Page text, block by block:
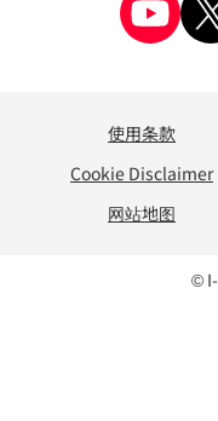
使用条款
Cookie Disclaimer
网站地图
©